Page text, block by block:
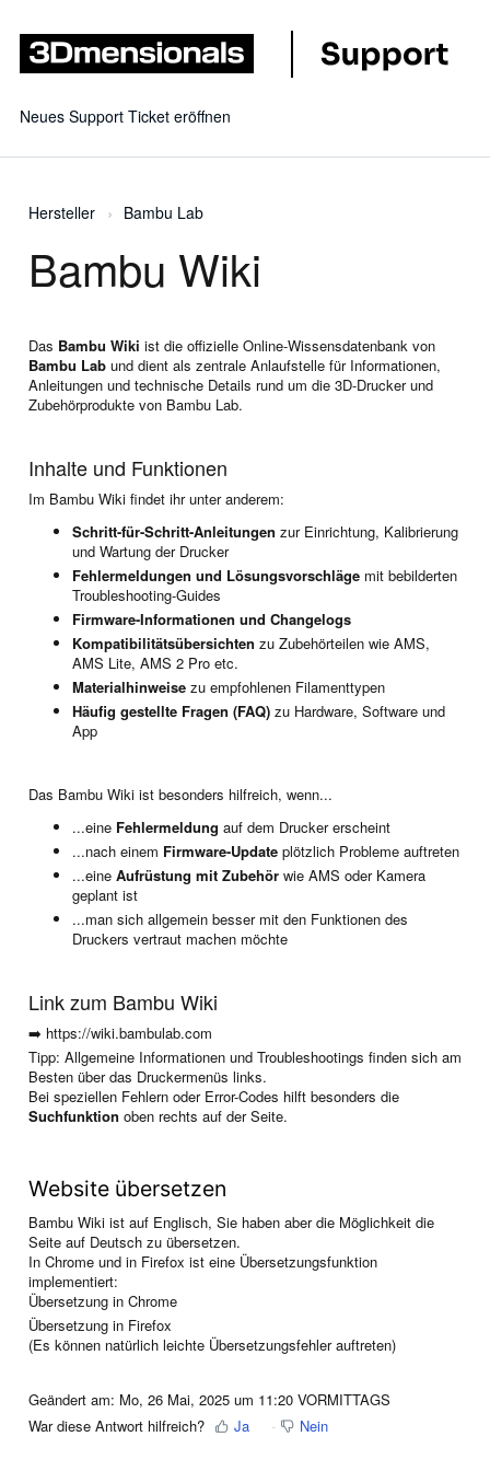
Neues Support Ticket eröffnen
Hersteller Bambu Lab
Bambu Wiki
Das Bambu Wiki ist die offizielle Online-Wissensdatenbank von
Bambu Lab und dient als zentrale Anlaufstelle für Informationen,
Anleitungen und technische Details rund um die 3D-Drucker und
Zubehörprodukte von Bambu Lab.
Inhalte und Funktionen
Im Bambu Wiki findet ihr unter anderem:
Schritt-für-Schritt-Anleitungen zur Einrichtung, Kalibrierung
und Wartung der Drucker
Fehlermeldungen und Lösungsvorschläge mit bebilderten
Troubleshooting-Guides
Firmware-Informationen und Changelogs
Kompatibilitätsübersichten zu Zubehörteilen wie AMS,
AMS Lite, AMS 2 Pro etc.
Materialhinweise zu empfohlenen Filamenttypen
Häufig gestellte Fragen (FAQ) zu Hardware, Software und
App
Das Bambu Wiki ist besonders hilfreich, wenn...
...eine Fehlermeldung auf dem Drucker erscheint
...nach einem Firmware-Update plötzlich Probleme auftreten
...eine Aufrüstung mit Zubehör wie AMS oder Kamera
geplant ist
...man sich allgemein besser mit den Funktionen des
Druckers vertraut machen möchte
Link zum Bambu Wiki
➡️ https://wiki.bambulab.com
Tipp: Allgemeine Informationen und Troubleshootings finden sich am
Besten über das Druckermenüs links.
Bei speziellen Fehlern oder Error-Codes hilft besonders die
Suchfunktion oben rechts auf der Seite.
Website übersetzen
Bambu Wiki ist auf Englisch, Sie haben aber die Möglichkeit die
Seite auf Deutsch zu übersetzen.
In Chrome und in Firefox ist eine Übersetzungsfunktion
implementiert:
Übersetzung in Chrome
Übersetzung in Firefox
(Es können natürlich leichte Übersetzungsfehler auftreten)
Geändert am: Mo, 26 Mai, 2025 um 11:20 VORMITTAGS
War diese Antwort hilfreich?
Ja Nein